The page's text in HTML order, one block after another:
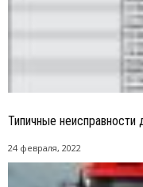
Типичные неисправности
24 февраля, 2022